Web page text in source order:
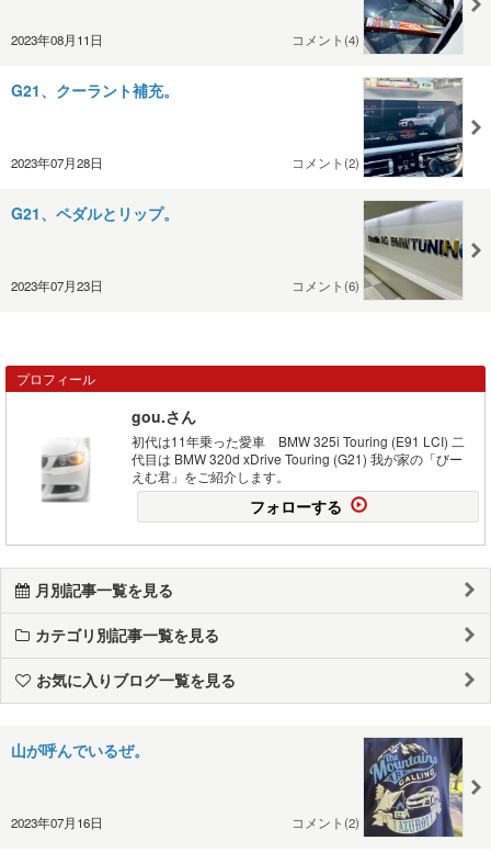
2023年08月11日 コメント(4)
G21、クーラント補充。
2023年07月28日 コメント(2)
G21、ペダルとリップ。
2023年07月23日 コメント(6)
プロフィール
gou.さん
初代は11年乗った愛車 BMW 325i Touring (E91 LCI) 二
代目は BMW 320d xDrive Touring (G21) 我が家の「びー
えむ君」をご紹介します。
フォローする
月別記事一覧を見る
カテゴリ別記事一覧を見る
お気に入りブログ一覧を見る
山が呼んでいるぜ。
2023年07月16日 コメント(2)